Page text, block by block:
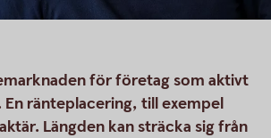
för företag som aktivt
ränteplacering, till exempel
Längden kan sträcka sig från